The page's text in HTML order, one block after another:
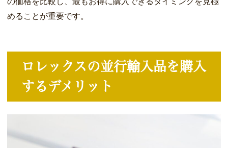
めることが重要です。
ロレックスの並行輸入品を購入
するデメリット